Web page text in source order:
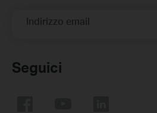
Indirizzo email
Seguici